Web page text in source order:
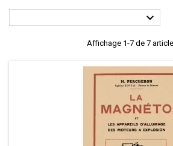

Affichage 1-7 de 7